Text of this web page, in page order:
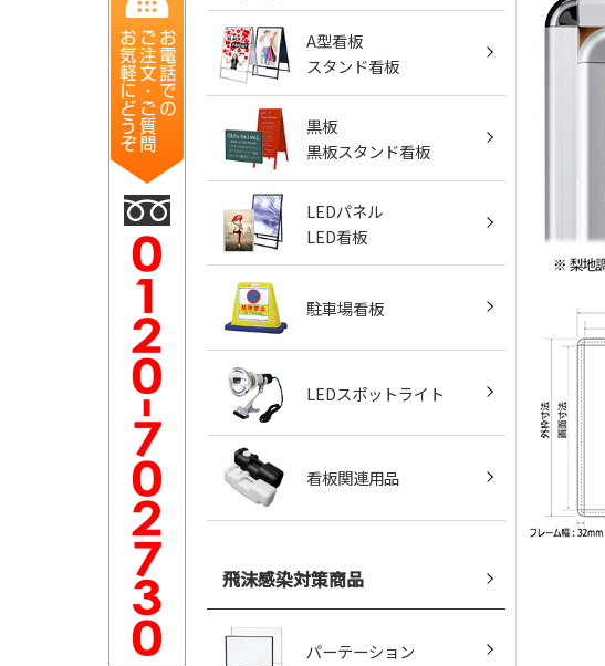
A型看板
スタンド看板
黒板
黒板スタンド看板
LEDパネル
LED看板
駐車場看板
LEDスポットライト
看板関連用品
飛沫感染対策商品
パーテーション